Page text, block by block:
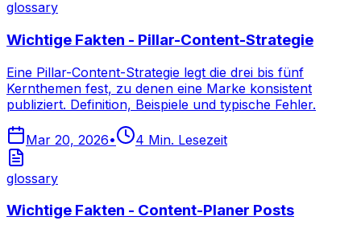
glossary
Wichtige Fakten - Pillar-Content-Strategie
Eine Pillar-Content-Strategie legt die drei bis fünf
Kernthemen fest, zu denen eine Marke konsistent
publiziert. Definition, Beispiele und typische Fehler.
Mar 20, 2026• 4 Min. Lesezeit
glossary
Wichtige Fakten - Content-Planer Posts